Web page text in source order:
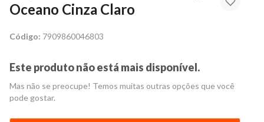
Oceano Cinza Claro
Código: 7909860046803
Este produto não está mais disponível.
Mas não se preocupe! Temos muitas outras opções que você
pode gostar.